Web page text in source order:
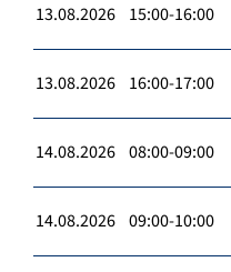
13.08.2026 15:00-16:00
13.08.2026 16:00-17:00
14.08.2026 08:00-09:00
14.08.2026 09:00-10:00